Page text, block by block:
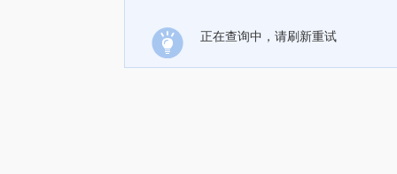
正在查询中，请刷新重试